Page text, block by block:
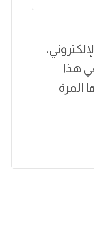
هذا
المرة